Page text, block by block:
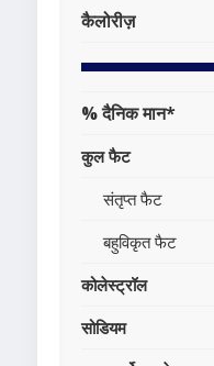
कैलोरीज़
% दैनिक मान*
कुल फैट
संतृप्त फैट
बहुविकृत फैट
कोलेस्ट्रॉल
सोडियम